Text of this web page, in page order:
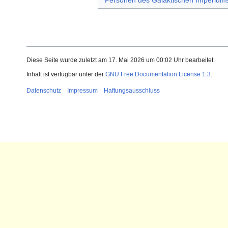
Diese Seite wurde zuletzt am 17. Mai 2026 um 00:02 Uhr bearbeitet.
Inhalt ist verfügbar unter der GNU Free Documentation License 1.3.
Datenschutz Impressum Haftungsausschluss